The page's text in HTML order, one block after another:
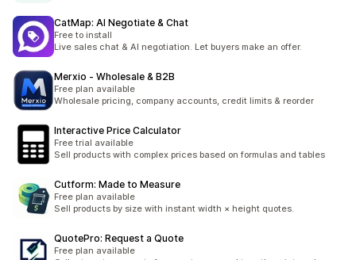
CatMap: AI Negotiate & Chat
Free to install
Live sales chat & AI negotiation. Let buyers make an offer.
Merxio ‑ Wholesale & B2B
Free plan available
Wholesale pricing, company accounts, credit limits & reorder
Interactive Price Calculator
Free trial available
Sell products with complex prices based on formulas and tables
Cutform: Made to Measure
Free plan available
Sell products by size with instant width × height quotes.
QuotePro: Request a Quote
Free plan available